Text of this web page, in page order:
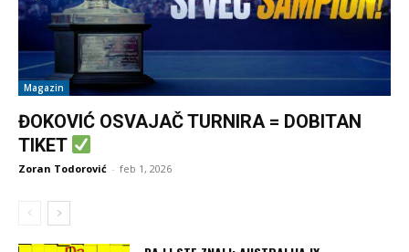
Magazin
ĐOKOVIĆ OSVAJAČ TURNIRA = DOBITAN
TIKET
Zoran Todorović - feb 1, 2026